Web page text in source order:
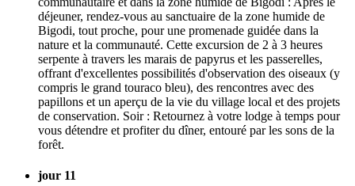
déjeuner, rendez-vous au sanctuaire de la zone humide de
Bigodi, tout proche, pour une promenade guidée dans la
nature et la communauté. Cette excursion de 2 à 3 heures
serpente à travers les marais de papyrus et les passerelles,
offrant d'excellentes possibilités d'observation des oiseaux (y
compris le grand touraco bleu), des rencontres avec des
papillons et un aperçu de la vie du village local et des projets
de conservation. Soir : Retournez à votre lodge à temps pour
vous détendre et profiter du dîner, entouré par les sons de la
forêt.
jour 11